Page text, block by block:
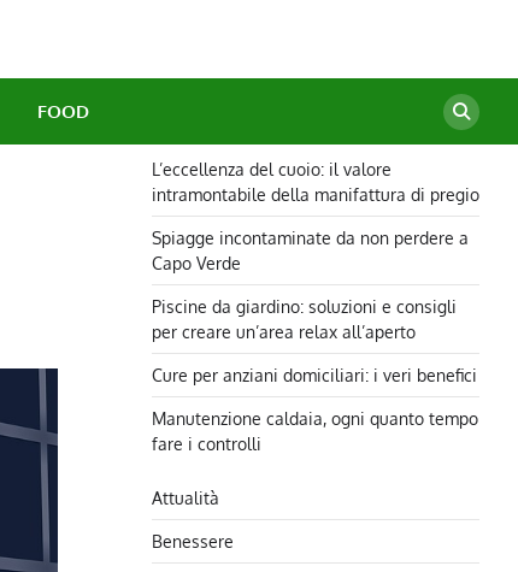
FOOD
L’eccellenza del cuoio: il valore
intramontabile della manifattura di pregio
Spiagge incontaminate da non perdere a
Capo Verde
Piscine da giardino: soluzioni e consigli
per creare un’area relax all’aperto
Cure per anziani domiciliari: i veri benefici
Manutenzione caldaia, ogni quanto tempo
fare i controlli
Attualità
Benessere